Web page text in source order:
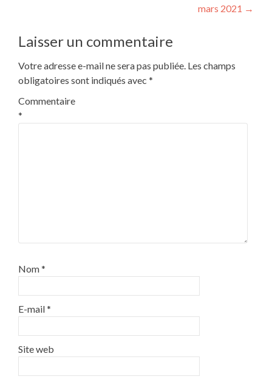
mars 2021 →
Laisser un commentaire
Votre adresse e-mail ne sera pas publiée. Les champs
obligatoires sont indiqués avec *
Commentaire
*
Nom*
E-mail*
Site web